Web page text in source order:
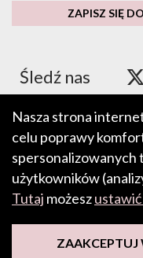
ZAPISZ SIĘ
Śledź nas
Akceptujemy
oraz kart
Nasza strona
celu poprawy
spersonalizowanych
użytkowników
Tutaj możesz
ZAAKCEPTUJ